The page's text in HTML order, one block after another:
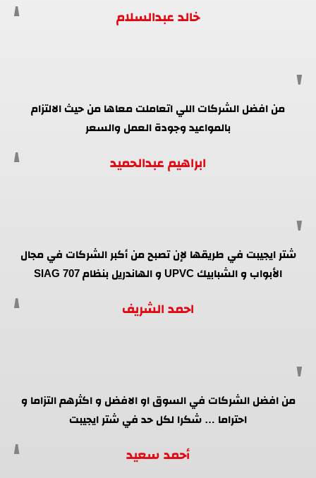
خالد عبدالسلام
من افضل الشركات اللي اتعاملت معاها من حيث الالتزام
بالمواعيد وجودة العمل والسعر
ابراهيم عبدالحميد
شتر ايجيبت في طريقها لإن تصبح من أكبر الشركات في مجال
الأبواب و الشبابيك UPVC و الهاندريل بنظام SIAG 707
احمد الشريف
من افضل الشركات في السوق او الافضل و اكثرهم التزاما و
احتراما … شكرا لكل حد في شتر ايجيبت
أحمد سعيد